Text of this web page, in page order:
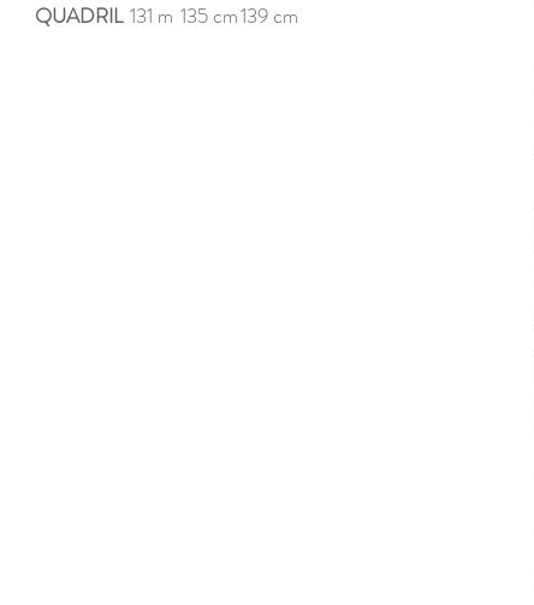
QUADRIL 131 m 135 cm139 cm